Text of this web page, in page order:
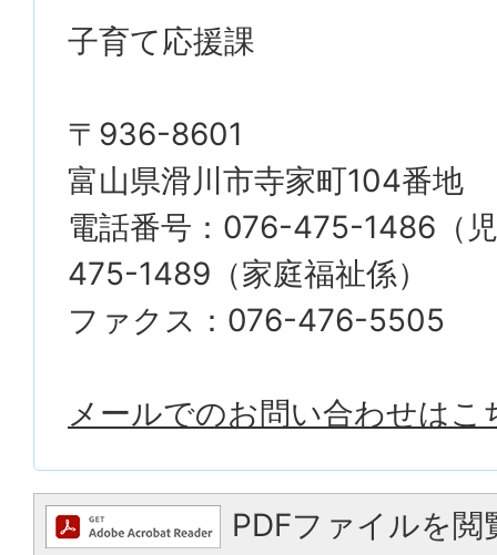
子育て応援課
〒936-8601
富山県滑川市寺家町104番地
電話番号：076-475-1486（
475-1489（家庭福祉係）
ファクス：076-476-5505
メールでのお問い合わせはこ
PDFファイルを